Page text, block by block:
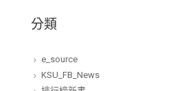
分類
e_source
KSU_FB_News